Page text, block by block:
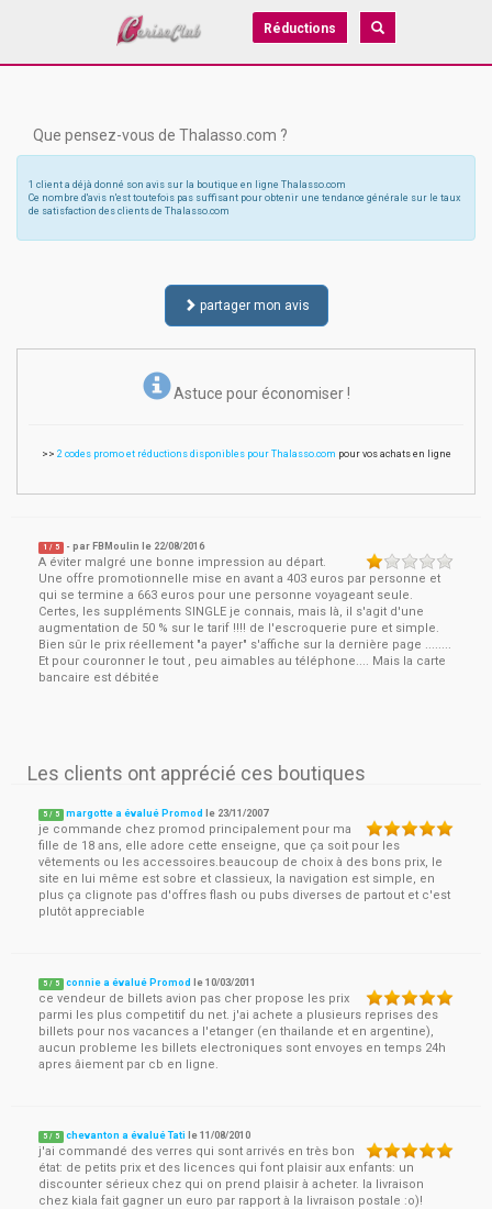
Réductions
Que pensez-vous de Thalasso.com ?
1 client a déjà donné son avis sur la boutique en ligne Thalasso.com
Ce nombre d'avis n'est toutefois pas suffisant pour obtenir une tendance générale sur le taux
de satisfaction des clients de Thalasso.com
partager mon avis
Astuce pour économiser !
>> 2 codes promo et réductions disponibles pour Thalasso.com pour vos achats en ligne
1 / 5 - par FBMoulin le 22/08/2016
A éviter malgré une bonne impression au départ.
Une offre promotionnelle mise en avant a 403 euros par personne et
qui se termine a 663 euros pour une personne voyageant seule.
Certes, les suppléments SINGLE je connais, mais là, il s'agit d'une
augmentation de 50 % sur le tarif !!!! de l'escroquerie pure et simple.
Bien sûr le prix réellement "a payer" s'affiche sur la dernière page ........
Et pour couronner le tout , peu aimables au téléphone.... Mais la carte
bancaire est débitée
Les clients ont apprécié ces boutiques
5 / 5 margotte a évalué Promod le 23/11/2007
je commande chez promod principalement pour ma
fille de 18 ans, elle adore cette enseigne, que ça soit pour les
vêtements ou les accessoires.beaucoup de choix à des bons prix, le
site en lui même est sobre et classieux, la navigation est simple, en
plus ça clignote pas d'offres flash ou pubs diverses de partout et c'est
plutôt appreciable
5 / 5 connie a évalué Promod le10/03/2011
ce vendeur de billets avion pas cher propose les prix
parmi les plus competitif du net. j'ai achete a plusieurs reprises des
billets pour nos vacances a l'etanger (en thailande et en argentine),
aucun probleme les billets electroniques sont envoyes en temps 24h
apres âiement par cb en ligne.
5 / 5 chevanton a évalué Tati le11/08/2010
j'ai commandé des verres qui sont arrivés en très bon
état: de petits prix et des licences qui font plaisir aux enfants: un
discounter sérieux chez qui on prend plaisir à acheter. la livraison
chez kiala fait gagner un euro par rapport à la livraison postale :o)!